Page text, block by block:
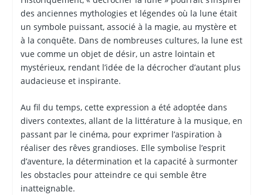
des anciennes mythologies et légendes où la lune était
un symbole puissant, associé à la magie, au mystère et
à la conquête. Dans de nombreuses cultures, la lune est
vue comme un objet de désir, un astre lointain et
mystérieux, rendant l’idée de la décrocher d’autant plus
audacieuse et inspirante.
Au fil du temps, cette expression a été adoptée dans
divers contextes, allant de la littérature à la musique, en
passant par le cinéma, pour exprimer l’aspiration à
réaliser des rêves grandioses. Elle symbolise l’esprit
d’aventure, la détermination et la capacité à surmonter
les obstacles pour atteindre ce qui semble être
inatteignable.